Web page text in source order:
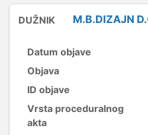
DUŽNIK M.B.DIZAJN
Datum objave
Objava
ID objave
Vrsta proceduralnog
akta